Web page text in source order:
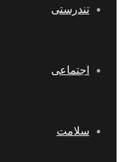
تندرستی
اجتماعی
سلامت